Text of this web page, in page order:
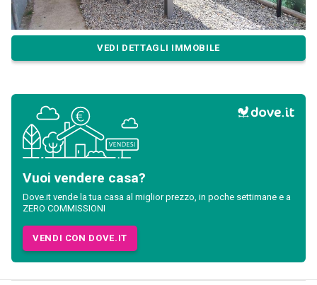
VEDI DETTAGLI IMMOBILE
Vuoi vendere casa?
Dove.it vende la tua casa al miglior prezzo, in poche settimane e a
ZERO COMMISSIONI
VENDI CON DOVE.IT